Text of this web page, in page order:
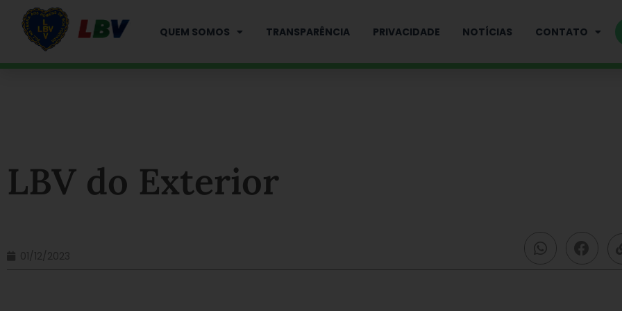
QUEM SOMOS TRANSPARÊNCIA PRIVACIDADE NOTÍCIAS CONTATO
LBV do Exterior
01/12/2023